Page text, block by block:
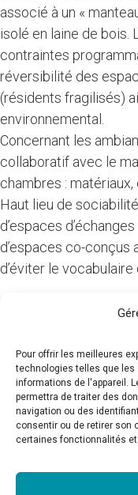
Pour offrir les meilleures
technologies telles que
informations de l'appareil.
permettra de traiter des
navigation ou des
consentir ou de retirer son
certaines fonctionnalités
associé à un «
isolé en laine de bois.
contraintes
réversibilité des
(résidents fragilisés)
environnemental.
Concernant les
collaboratif avec le
chambres :
Haut lieu de
d’espaces
d’espaces co-conçus
d’éviter le
Concours
Bureau(x) d’études :
Solab (BET Fluides-
Acoustique)
şans
vidobet
vidobet
vidobet
vidobet
casinolevant
casinolevant
casinolevant
vidobet
şans
casinolevant
casino
şans
casino
casino
casino
boostaro
casinolevant
şans
casinolevant
şanscasino
vidobet
vidobet
levant
gorabet
galyabet
gorabet
gorabet
gorabet
vidobet
galyabet
gorabet
gorabet
CAUE de